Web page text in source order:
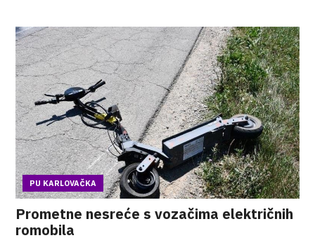
PU KARLOVAČKA
Prometne nesreće s vozačima električnih
romobila